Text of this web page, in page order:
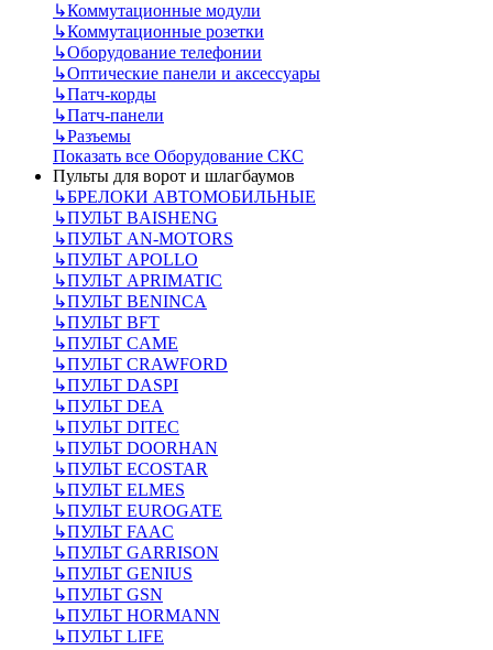
↳Коммутационные модули
↳Коммутационные розетки
↳Оборудование телефонии
↳Оптические панели и аксессуары
↳Патч-корды
↳Патч-панели
↳Разъемы
Показать все Оборудование СКС
Пульты для ворот и шлагбаумов
↳БРЕЛОКИ АВТОМОБИЛЬНЫЕ
↳ПУЛЬТ BAISHENG
↳ПУЛЬТ AN-MOTORS
↳ПУЛЬТ APOLLO
↳ПУЛЬТ APRIMATIC
↳ПУЛЬТ BENINCA
↳ПУЛЬТ BFT
↳ПУЛЬТ CAME
↳ПУЛЬТ CRAWFORD
↳ПУЛЬТ DASPI
↳ПУЛЬТ DEA
↳ПУЛЬТ DITEC
↳ПУЛЬТ DOORHAN
↳ПУЛЬТ ECOSTAR
↳ПУЛЬТ ELMES
↳ПУЛЬТ EUROGATE
↳ПУЛЬТ FAAC
↳ПУЛЬТ GARRISON
↳ПУЛЬТ GENIUS
↳ПУЛЬТ GSN
↳ПУЛЬТ HORMANN
↳ПУЛЬТ LIFE